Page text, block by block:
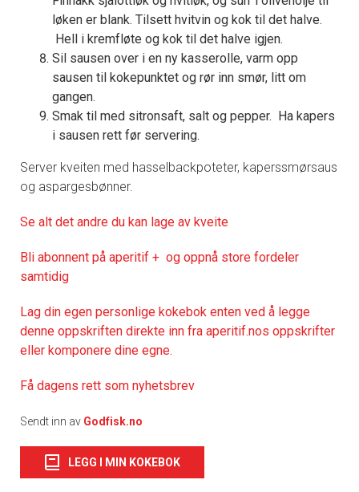
løken er blank. Tilsett hvitvin og kok til det halve.
Hell i kremfløte og kok til det halve igjen.
Sil sausen over i en ny kasserolle, varm opp
sausen til kokepunktet og rør inn smør, litt om
gangen.
Smak til med sitronsaft, salt og pepper. Ha kapers
i sausen rett før servering.
Server kveiten med hasselbackpoteter, kaperssmørsaus
og aspargesbønner.
Se alt det andre du kan lage av kveite
Bli abonnent på aperitif + og oppnå store fordeler
samtidig
Lag din egen personlige kokebok enten ved å legge
denne oppskriften direkte inn fra aperitif.nos oppskrifter
eller komponere dine egne.
Få dagens rett som nyhetsbrev
Sendt inn av Godfisk.no
LEGG I MIN KOKEBOK